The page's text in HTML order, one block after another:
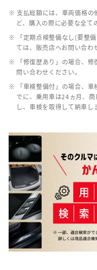
※ 支払総額には、車両価格の
ど、購入の際に必要な全て
※ 「定期点検整備なし(要整
ては、販売店へお問い合わ
※ 「修復歴あり」の場合、修
問い合わせください。
※ 「車検整備付」の場合、車
でに、乗用車は24ヵ月、
し、車検を取得して納車し